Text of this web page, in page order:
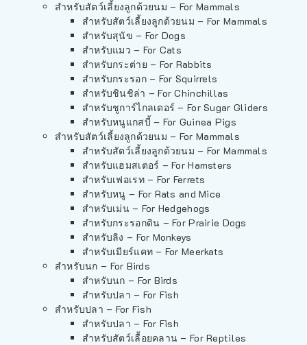
สำหรับสัตว์เลี้ยงลูกด้วยนม – For Mammals
สำหรับสัตว์เลี้ยงลูกด้วยนม – For Mammals
สำหรับสุนัข – For Dogs
สำหรับแมว – For Cats
สำหรับกระต่าย – For Rabbits
สำหรับกระรอก – For Squirrels
สำหรับชินชิล่า – For Chinchillas
สำหรับชูการ์ไกลเดอร์ – For Sugar Gliders
สำหรับหนูแกสบี้ – For Guinea Pigs
สำหรับสัตว์เลี้ยงลูกด้วยนม – For Mammals
สำหรับสัตว์เลี้ยงลูกด้วยนม – For Mammals
สำหรับแฮมสเตอร์ – For Hamsters
สำหรับเฟอเรท – For Ferrets
สำหรับหนู – For Rats and Mice
สำหรับเม่น – For Hedgehogs
สำหรับกระรอกดิน – For Prairie Dogs
สำหรับลิง – For Monkeys
สำหรับเมียร์แคท – For Meerkats
สำหรับนก – For Birds
สำหรับนก – For Birds
สำหรับปลา – For Fish
สำหรับปลา – For Fish
สำหรับปลา – For Fish
สำหรับสัตว์เลื้อยคลาน – For Reptiles